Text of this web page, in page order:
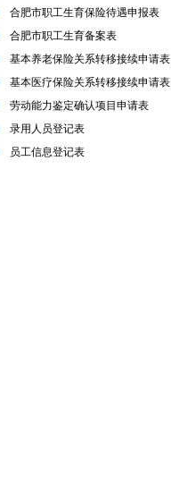
合肥市职工生育保险待遇申报表
合肥市职工生育备案表
基本养老保险关系转移接续申请表
基本医疗保险关系转移接续申请表
劳动能力鉴定确认项目申请表
录用人员登记表
员工信息登记表